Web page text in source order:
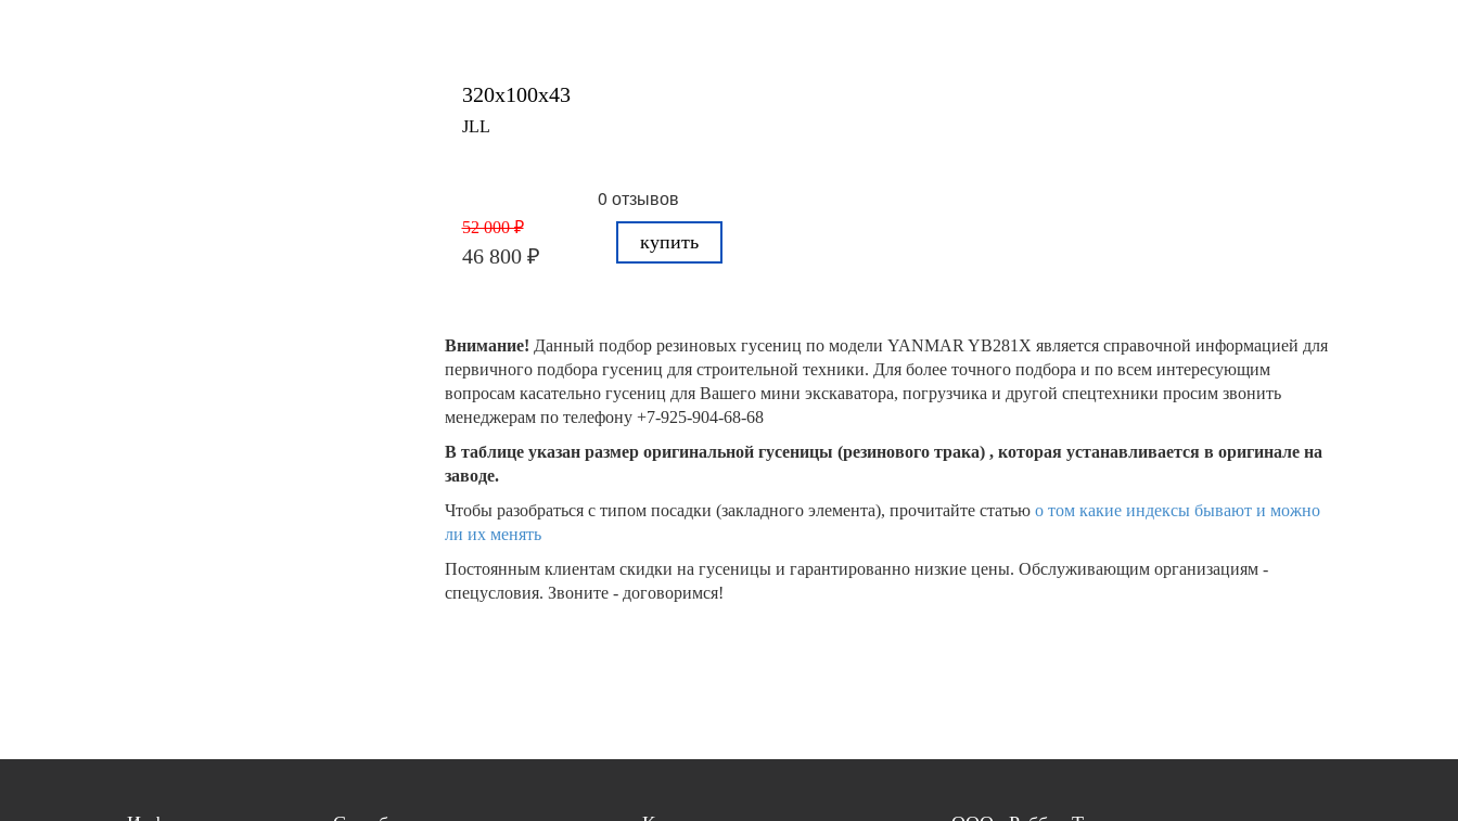
320x100x43
JLL
0 отзывов
52 000 ₽
46 800 ₽
купить
Внимание! Данный подбор резиновых гусениц по модели YANMAR YB281X является справочной информацией для
первичного подбора гусениц для строительной техники. Для более точного подбора и по всем интересующим
вопросам касательно гусениц для Вашего мини экскаватора, погрузчика и другой спецтехники просим звонить
менеджерам по телефону +7-925-904-68-68
В таблице указан размер оригинальной гусеницы (резинового трака) , которая устанавливается в оригинале на
заводе.
Чтобы разобраться с типом посадки (закладного элемента), прочитайте статью о том какие индексы бывают и можно
ли их менять
Постоянным клиентам скидки на гусеницы и гарантированно низкие цены. Обслуживающим организациям -
спецусловия. Звоните - договоримся!